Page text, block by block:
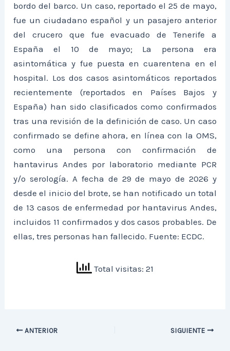
bordo del barco. Un caso, reportado el 25 de mayo,
fue un ciudadano español y un pasajero anterior
del crucero que fue evacuado de Tenerife a
España el 10 de mayo; La persona era
asintomática y fue puesta en cuarentena en el
hospital. Los dos casos asintomáticos reportados
recientemente (reportados en Países Bajos y
España) han sido clasificados como confirmados
tras una revisión de la definición de caso. Un caso
confirmado se define ahora, en línea con la OMS,
como una persona con confirmación de
hantavirus Andes por laboratorio mediante PCR
y/o serología. A fecha de 29 de mayo de 2026 y
desde el inicio del brote, se han notificado un total
de 13 casos de enfermedad por hantavirus Andes,
incluidos 11 confirmados y dos casos probables. De
ellas, tres personas han fallecido. Fuente: ECDC.
Total visitas: 21
ANTERIOR SIGUIENTE